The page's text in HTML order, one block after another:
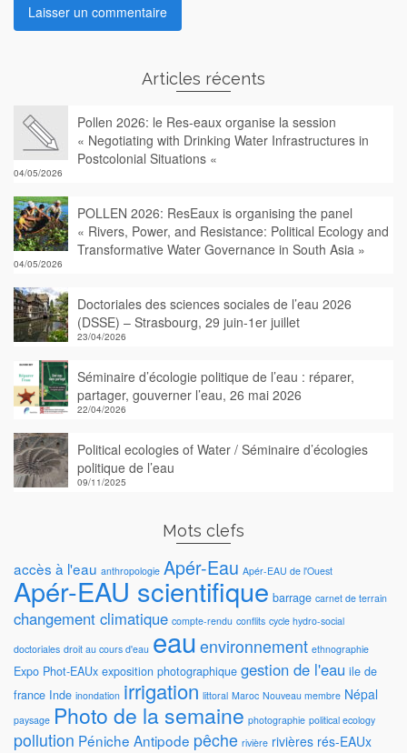
Articles récents
Pollen 2026: le Res-eaux organise la session
« Negotiating with Drinking Water Infrastructures in
Postcolonial Situations «
04/05/2026
POLLEN 2026: ResEaux is organising the panel
« Rivers, Power, and Resistance: Political Ecology and
Transformative Water Governance in South Asia »
04/05/2026
Doctoriales des sciences sociales de l’eau 2026
(DSSE) – Strasbourg, 29 juin-1er juillet
23/04/2026
Séminaire d’écologie politique de l’eau : réparer,
partager, gouverner l’eau, 26 mai 2026
22/04/2026
Political ecologies of Water / Séminaire d’écologies
politique de l’eau
09/11/2025
Mots clefs
accès à l'eau anthropologie Apér-Eau Apér-EAU de l'Ouest
Apér-EAU scientifique barrage carnet de terrain
changement climatique compte-rendu conflits cycle hydro-social
doctoriales droit au cours d'eau eau environnement ethnographie
Expo Phot-EAUx exposition photographique gestion de l'eau ile de
france Inde inondation irrigation littoral Maroc Nouveau membre Népal
paysage Photo de la semaine photographie political ecology
pollution Péniche Antipode pêche rivière rivières rés-EAUx